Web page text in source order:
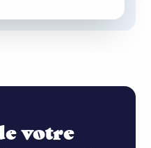
votre